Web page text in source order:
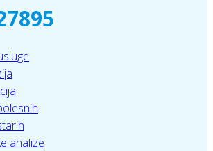
analize